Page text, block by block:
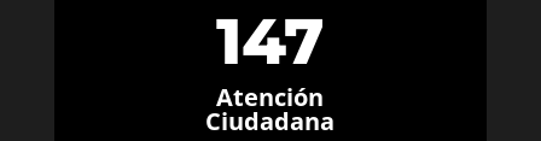
147
Atención
Ciudadana